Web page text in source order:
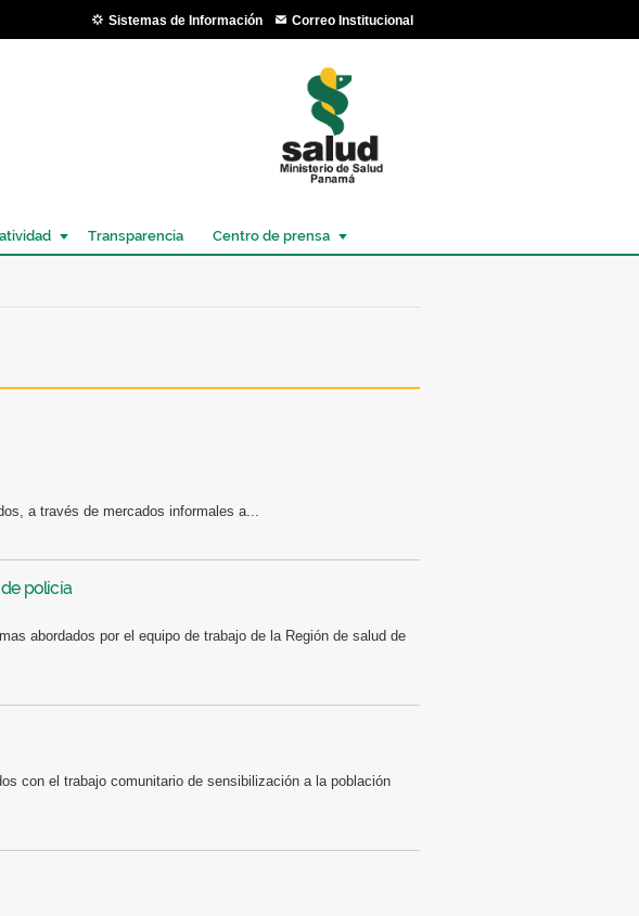
Sistemas de Información Correo Institucional
Transparencia Centro de prensa
a través de mercados informales a...
policía
abordados por el equipo de trabajo de la Región de salud de
con el trabajo comunitario de sensibilización a la población